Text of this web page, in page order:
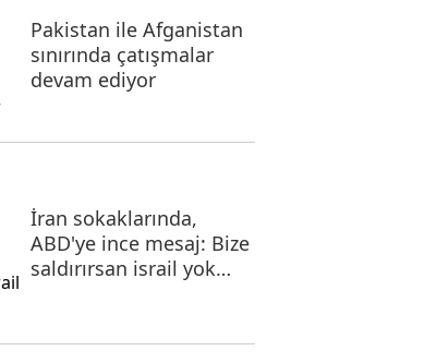
Pakistan ile Afganistan
sınırında çatışmalar
devam ediyor
İran sokaklarında,
ABD'ye ince mesaj: Bize
saldırırsan israil yok